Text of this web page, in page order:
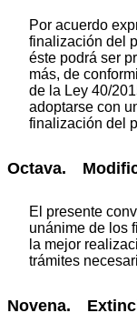
Por acuerdo
finalización del
éste podrá ser
más, de
de la Ley 40/
adoptarse con
finalización del
Octava.
El presente
unánime de los
la mejor
trámites
Novena.